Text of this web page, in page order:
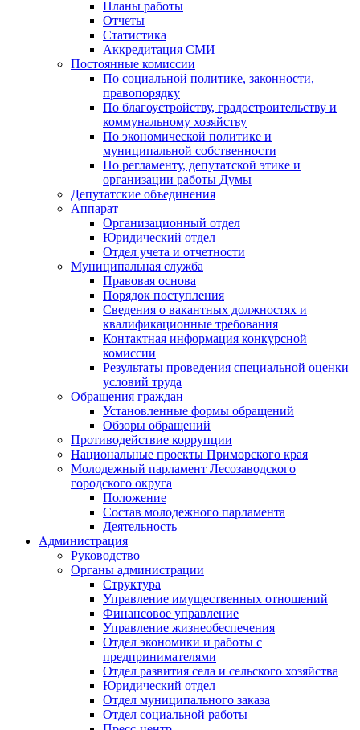
Планы работы
Отчеты
Статистика
Аккредитация СМИ
Постоянные комиссии
По социальной политике, законности,
правопорядку
По благоустройству, градостроительству и
коммунальному хозяйству
По экономической политике и
муниципальной собственности
По регламенту, депутатской этике и
организации работы Думы
Депутатские объединения
Аппарат
Организационный отдел
Юридический отдел
Отдел учета и отчетности
Муниципальная служба
Правовая основа
Порядок поступления
Сведения о вакантных должностях и
квалификационные требования
Контактная информация конкурсной
комиссии
Результаты проведения специальной оценки
условий труда
Обращения граждан
Установленные формы обращений
Обзоры обращений
Противодействие коррупции
Национальные проекты Приморского края
Молодежный парламент Лесозаводского
городского округа
Положение
Состав молодежного парламента
Деятельность
Администрация
Руководство
Органы администрации
Структура
Управление имущественных отношений
Финансовое управление
Управление жизнеобеспечения
Отдел экономики и работы с
предпринимателями
Отдел развития села и сельского хозяйства
Юридический отдел
Отдел муниципального заказа
Отдел социальной работы